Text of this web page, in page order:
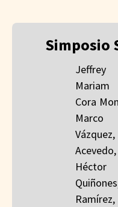
Simposio
Jeffrey
Cora
Marco
Héctor